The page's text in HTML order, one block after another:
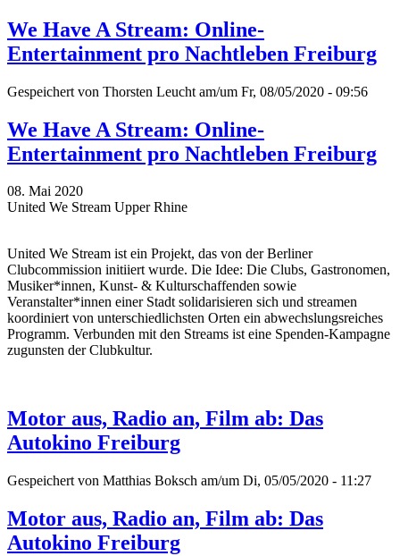
We Have A Stream: Online-
Entertainment pro Nachtleben Freiburg
Gespeichert von Thorsten Leucht am/um Fr, 08/05/2020 - 09:56
We Have A Stream: Online-
Entertainment pro Nachtleben Freiburg
08. Mai 2020
United We Stream Upper Rhine
United We Stream ist ein Projekt, das von der Berliner
Clubcommission initiiert wurde. Die Idee: Die Clubs, Gastronomen,
Musiker*innen, Kunst- & Kulturschaffenden sowie
Veranstalter*innen einer Stadt solidarisieren sich und streamen
koordiniert von unterschiedlichsten Orten ein abwechslungsreiches
Programm. Verbunden mit den Streams ist eine Spenden-Kampagne
zugunsten der Clubkultur.
Motor aus, Radio an, Film ab: Das
Autokino Freiburg
Gespeichert von Matthias Boksch am/um Di, 05/05/2020 - 11:27
Motor aus, Radio an, Film ab: Das
Autokino Freiburg